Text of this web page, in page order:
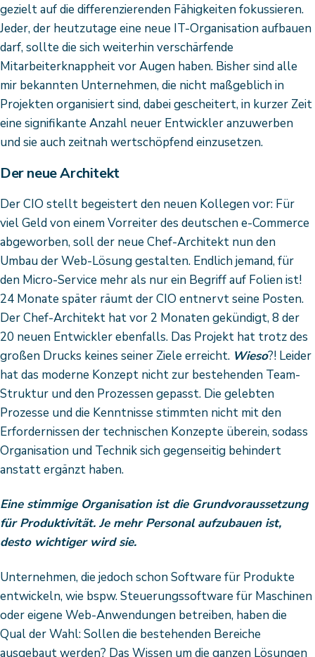
gezielt auf die differenzierenden Fähigkeiten fokussieren.
Jeder, der heutzutage eine neue IT-Organisation aufbauen
darf, sollte die sich weiterhin verschärfende
Mitarbeiterknappheit vor Augen haben. Bisher sind alle
mir bekannten Unternehmen, die nicht maßgeblich in
Projekten organisiert sind, dabei gescheitert, in kurzer Zeit
eine signifikante Anzahl neuer Entwickler anzuwerben
und sie auch zeitnah wertschöpfend einzusetzen.
Der neue Architekt
Der CIO stellt begeistert den neuen Kollegen vor: Für
viel Geld von einem Vorreiter des deutschen e-Commerce
abgeworben, soll der neue Chef-Architekt nun den
Umbau der Web-Lösung gestalten. Endlich jemand, für
den Micro-Service mehr als nur ein Begriff auf Folien ist!
24 Monate später räumt der CIO entnervt seine Posten.
Der Chef-Architekt hat vor 2 Monaten gekündigt, 8 der
20 neuen Entwickler ebenfalls. Das Projekt hat trotz des
großen Drucks keines seiner Ziele erreicht. Wieso?! Leider
hat das moderne Konzept nicht zur bestehenden Team-
Struktur und den Prozessen gepasst. Die gelebten
Prozesse und die Kenntnisse stimmten nicht mit den
Erfordernissen der technischen Konzepte überein, sodass
Organisation und Technik sich gegenseitig behindert
anstatt ergänzt haben.
Eine stimmige Organisation ist die Grundvoraussetzung
für Produktivität. Je mehr Personal aufzubauen ist,
desto wichtiger wird sie.
Unternehmen, die jedoch schon Software für Produkte
entwickeln, wie bspw. Steuerungssoftware für Maschinen
oder eigene Web-Anwendungen betreiben, haben die
Qual der Wahl: Sollen die bestehenden Bereiche
ausgebaut werden? Das Wissen um die ganzen Lösungen